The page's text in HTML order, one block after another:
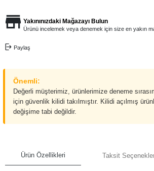
Yakınınızdaki Mağazayı Bulun
Ürünü incelemek veya denemek için size en yakın
Paylaş
Önemli:
Değerli müşterimiz, ürünlerimize deneme
için güvenlik kilidi takılmıştır. Kilidi açılmış
değişime tabi değildir.
Ürün Özellikleri Taksit